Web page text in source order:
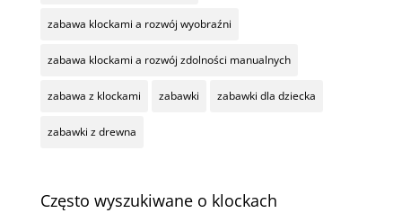
zabawa klockami a rozwój wyobraźni
zabawa klockami a rozwój zdolności manualnych
zabawa z klockami zabawki zabawki dla dziecka
zabawki z drewna
Często wyszukiwane o klockach